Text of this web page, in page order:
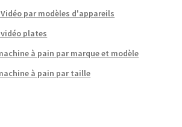
par modèles d'appareils
plates
à pain par marque et modèle
à pain par taille